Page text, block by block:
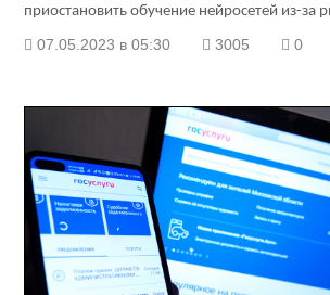
приостановить обучение нейросетей из-за
07.05.2023 в 05:30 3005 0